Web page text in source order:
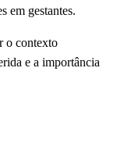
em gestantes.
o contexto
e a importância